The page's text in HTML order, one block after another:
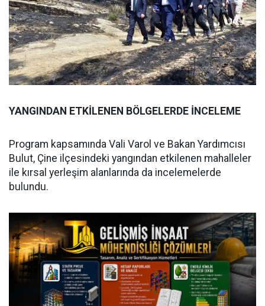
YANGINDAN ETKİLENEN BÖLGELERDE İNCELEME
Program kapsamında Vali Varol ve Bakan Yardımcısı
Bulut, Çine ilçesindeki yangından etkilenen mahalleler
ile kırsal yerleşim alanlarında da incelemelerde
bulundu.